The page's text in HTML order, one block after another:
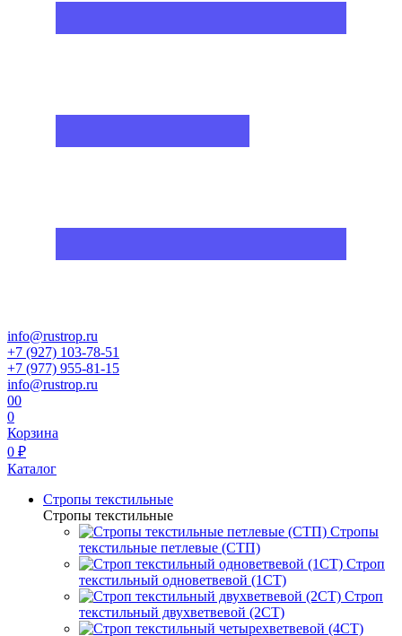
info@rustrop.ru
+7 (927) 103-78-51
+7 (977) 955-81-15
info@rustrop.ru
00
0
Корзина
0 ₽
Каталог
Стропы текстильные
Стропы текстильные
Стропы
текстильные петлевые (СТП)
Строп
текстильный одноветвевой (1СТ)
Строп
текстильный двухветвевой (2СТ)